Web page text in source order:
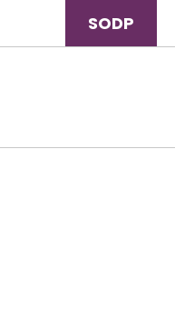
SODP